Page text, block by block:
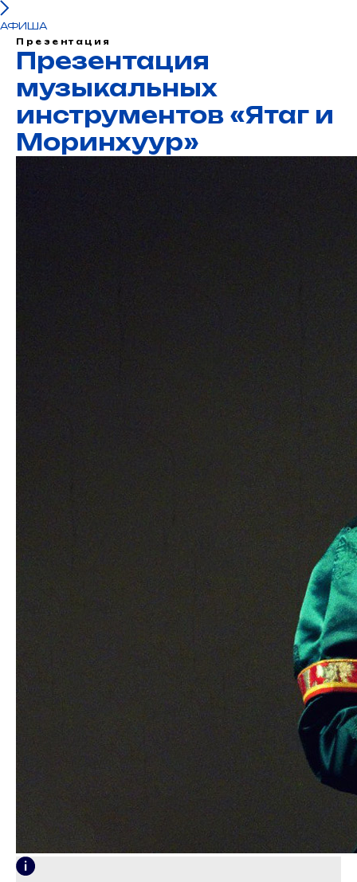
АФИША
Презентация
Презентация
музыкальных
инструментов «Ятаг и
Моринхyyр»